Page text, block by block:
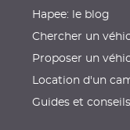
Hapee: le blog
Chercher un
Proposer un
Location d'un
Guides et